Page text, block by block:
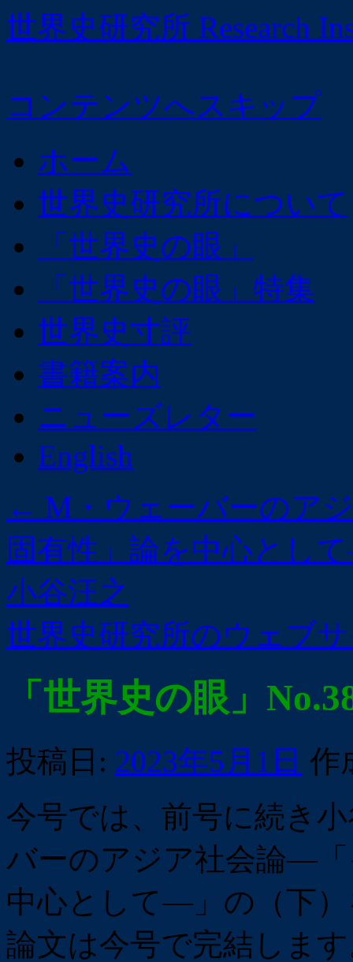
世界史研究所 Research
コンテンツへスキップ
ホーム
世界史研究所について
「世界史の眼」
「世界史の眼」特集
世界史寸評
書籍案内
ニューズレター
English
← M・ウェーバーのア
固有性」論を中心とし
小谷汪之
世界史研究所のウェブ
「世界史の眼」
投稿日: 2023年5月1日 作
今号では、前号に続き
バーのアジア社会論―
中心として―」の（下
論文は今号で完結しま